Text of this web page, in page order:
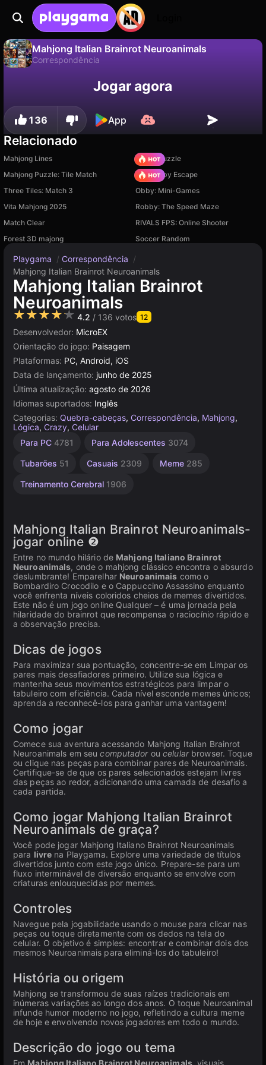
Mahjong Italian Brainrot Neuroanimals
Correspondência
Salve o progresso!Jogar agora
136 App
Relacionado
Mahjong Lines
Arrow Puzzle
Mahjong Puzzle: Tile Match
Your Obby Escape
Three Tiles: Match 3
Obby: Mini-Games
Vita Mahjong 2025
Robby: The Speed Maze
Match Clear
RIVALS FPS: Online Shooter
Forest 3D majong
Soccer Random
Playgama / Correspondência /
Mahjong Italian Brainrot Neuroanimals
Mahjong Italian Brainrot
Neuroanimals
★★★★★ 4.2 / 136 votos 12
Desenvolvedor: MicroEX
Orientação do jogo: Paisagem
Plataformas: PC, Android, iOS
Data de lançamento: junho de 2025
Última atualização: agosto de 2026
Idiomas suportados: Inglês
Categorias: Quebra-cabeças, Correspondência, Mahjong,
Lógica, Crazy, Celular
Para PC 4781 Para Adolescentes 3074
Tubarões 51 Casuais 2309 Meme 285
Treinamento Cerebral 1906
Personagens
Pets
Aprendizagem
Agilidade
Mesa e
5171
Russos
Simples
Pássaros
Navegador
Animais
Italianos
Mahjong Italian Brainrot Neuroanimals-
jogar online ❷
Entre no mundo hilário de Mahjong Italiano Brainrot
Neuroanimals, onde o mahjong clássico encontra o absurdo
deslumbrante! Emparelhar Neuroanimais como o
Bombardiro Crocodilo e o Cappuccino Assassino enquanto
você enfrenta níveis coloridos cheios de memes divertidos.
Este não é um jogo online Qualquer – é uma jornada pela
hilaridade do brainrot que recompensa o raciocínio rápido e
a observação precisa.
Dicas de jogos
Para maximizar sua pontuação, concentre-se em Limpar os
pares mais desafiadores primeiro. Utilize sua lógica e
mantenha seus movimentos estratégicos para limpar o
tabuleiro com eficiência. Cada nível esconde memes únicos;
aprenda a reconhecê-los para ganhar uma vantagem!
Como jogar
Comece sua aventura acessando Mahjong Italian Brainrot
Neuroanimals em seucomputadoroucelularbrowser. Toque
ou clique nas peças para combinar pares de Neuroanimais.
Certifique-se de que os pares selecionados estejam livres
das peças ao redor, adicionando uma camada de desafio a
cada partida.
Como jogar Mahjong Italian Brainrot
Neuroanimals de graça?
Você pode jogar Mahjong Italiano Brainrot Neuroanimals
para livre na Playgama. Explore uma variedade de títulos
divertidos junto com este jogo único. Prepare-se para um
fluxo interminável de diversão enquanto se envolve com
criaturas enlouquecidas por memes.
Controles
Navegue pela jogabilidade usando o mouse para clicar nas
peças ou toque diretamente com os dedos na tela do
celular. O objetivo é simples: encontrar e combinar dois dos
mesmos Neuroanimais para eliminá-los do tabuleiro!
História ou origem
Mahjong se transformou de suas raízes tradicionais em
inúmeras variações ao longo dos anos. O toque Neuroanimal
infunde humor moderno no jogo, refletindo a cultura meme
de hoje e envolvendo novos jogadores em todo o mundo.
Descrição do jogo ou tema
Em Mahjong Italiano Brainrot Neuroanimals, visuais